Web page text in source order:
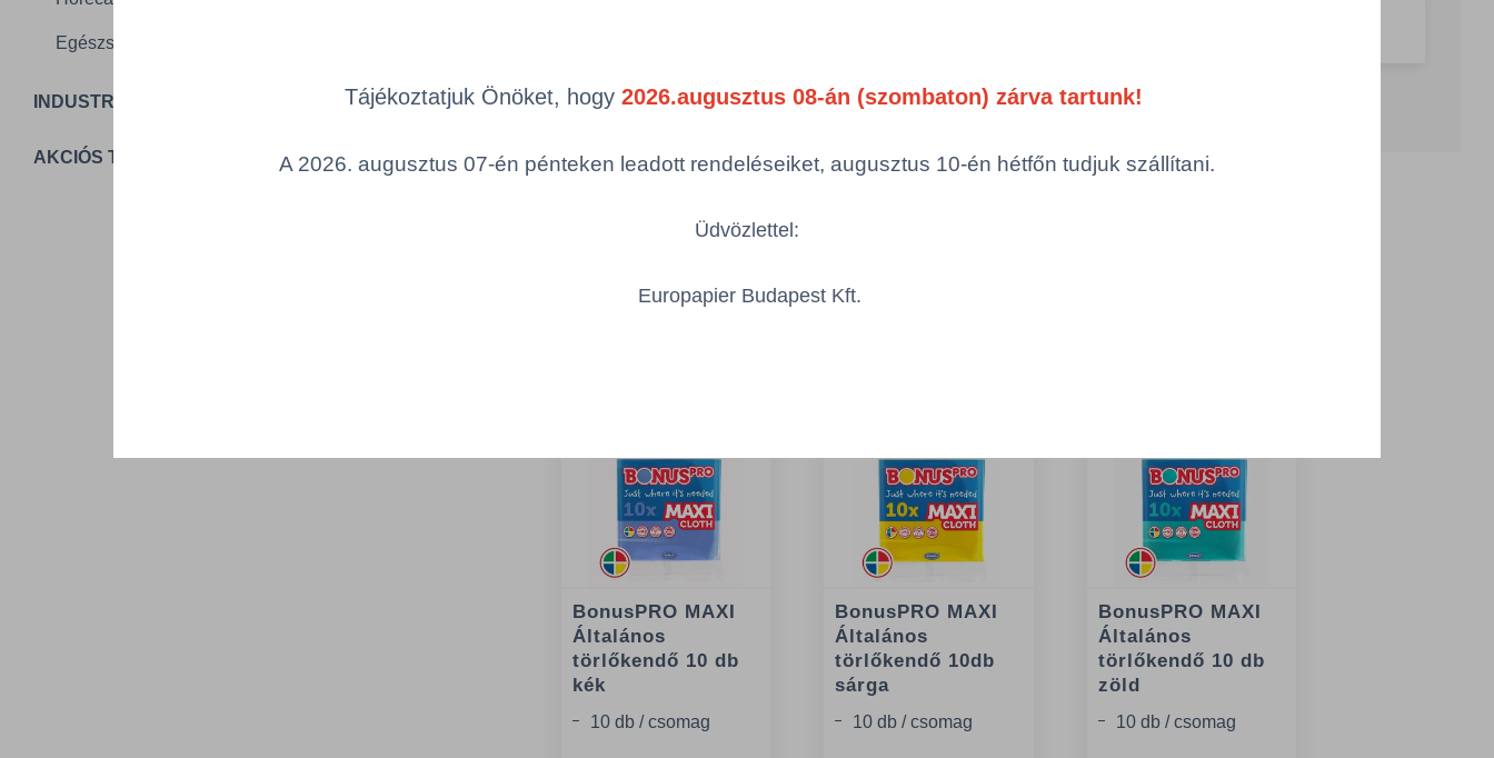
Egészségügy
INDUSTRIAL PACKAGING
AKCIÓS TERMÉKEK
BonusPRO MAXI
Általános
törlőkendő 10 db
kék
10 db / csomag
BonusPRO MAXI
Általános
törlőkendő 10db
sárga
10 db / csomag
BonusPRO MAXI
Általános
törlőkendő 10 db
zöld
10 db / csomag
Tájékoztatjuk Önöket, hogy 2026.augusztus 08-án (szombaton) zárva tartunk!
A 2026. augusztus 07-én pénteken leadott rendeléseiket, augusztus 10-én hétfőn tudjuk szállítani.
Üdvözlettel:
Europapier Budapest Kft.